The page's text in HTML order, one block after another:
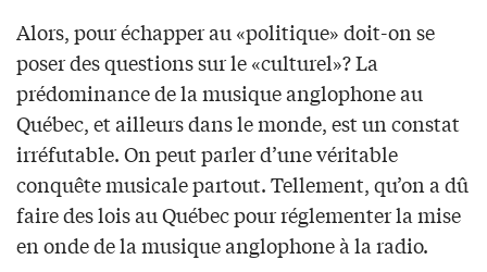
Alors, pour échapper au «politique» doit-on se
poser des questions sur le «culturel»? La
prédominance de la musique anglophone au
Québec, et ailleurs dans le monde, est un constat
irréfutable. On peut parler d’une véritable
conquête musicale partout. Tellement, qu’on a dû
faire des lois au Québec pour réglementer la mise
en onde de la musique anglophone à la radio.